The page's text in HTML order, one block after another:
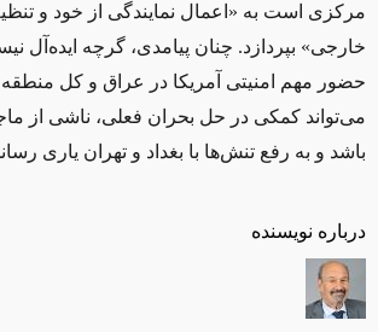
درباره نویسنده
مرکزی است به «اعمال نمایندگی از خود و
خارجی» بپردازد. چنان پیامدی، گرچه ایده‌آل
حضور مهم امنیتی آمریکا در عراق و کل
می‌تواند کمکی در حل بحران فعلی، ناشی از
باشد و به رفع تنش‌ها با بغداد و تهران یاری